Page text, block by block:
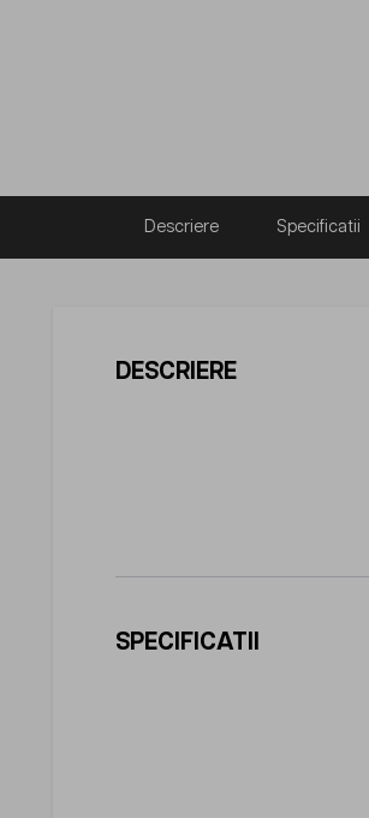
Descriere Specificatii
DESCRIERE
SPECIFICATII